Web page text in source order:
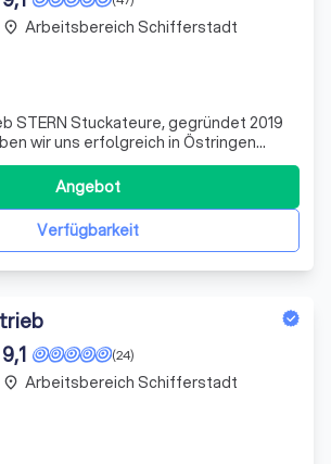
STERN Stuckateure, gegründet 2019
wir uns erfolgreich in Östringen
treuen Kundenstamm aufgebaut. Mit
Meistertitels durch unseren Inhaber
2022, haben wir uns neu positioniert
Verfügbarkeit
Angebot
place Arbeitsbereich Schifferstadt
(24)
9,1
place Arbeitsbereich Schifferstadt